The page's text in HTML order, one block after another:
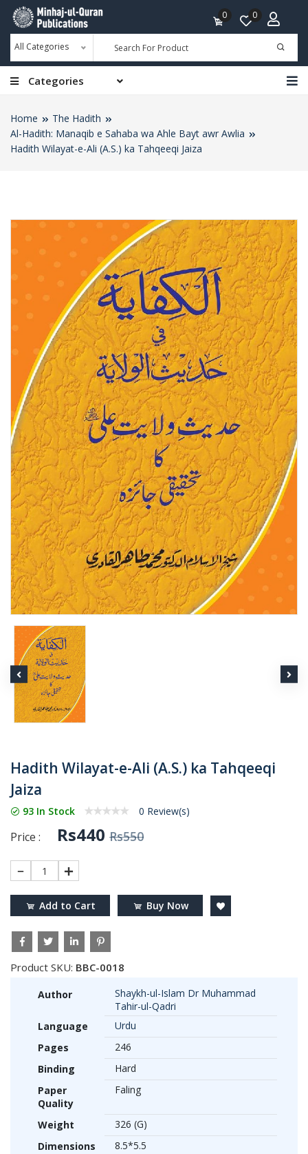
All Categories
0 0
Categories
Home
The Hadith
Al-Hadith: Manaqib e Sahaba wa Ahle Bayt awr Awlia
Hadith Wilayat-e-Ali (A.S.) ka Tahqeeqi Jaiza
Hadith Wilayat-e-Ali (A.S.) ka Tahqeeqi
Jaiza
93 In Stock 0 Review(s)
Price : Rs440 Rs550
1
Add to Cart Buy Now
Product SKU: BBC-0018
Author
Shaykh-ul-Islam Dr Muhammad
Tahir-ul-Qadri
Language
Urdu
Pages
246
Binding
Hard
Paper
Quality
Faling
Weight
326 (G)
Dimensions
8.5*5.5